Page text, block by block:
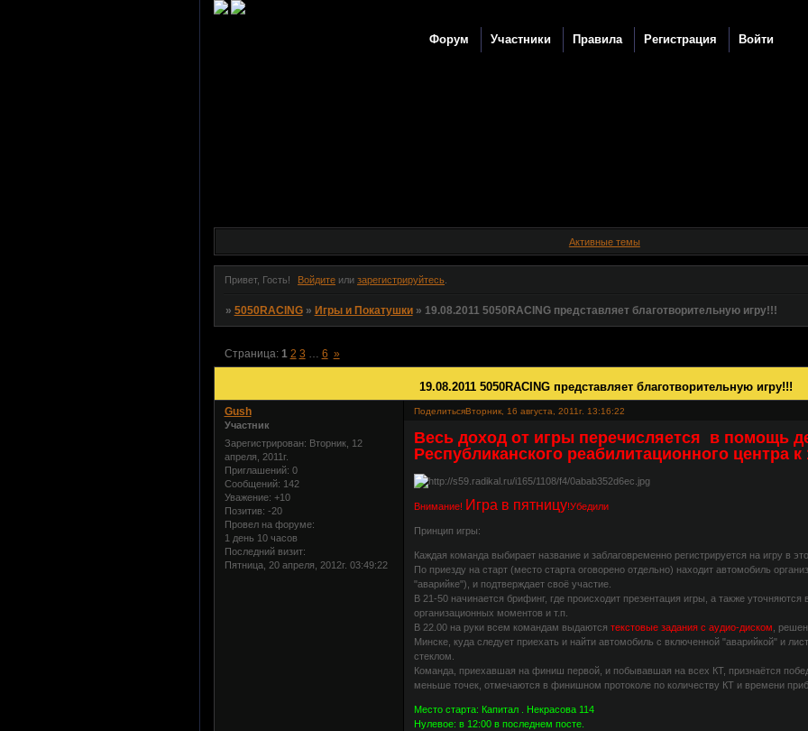
Форум Участники Правила Регистрация Войти
Активные темы
Привет, Гость! Войдите или зарегистрируйтесь
» 5050RACING » Игры и Покатушки » 19.08.2011 5050RACING представляет благотворительную игру!!!
19.08.2011 5050RACING представляет благотворительную игру!!!
Страница: 1 2 3 … 6 »
ПоделитьсяВторник, 16 августа, 2011г. 13:16:22
Gush
Участник
Зарегистрирован: Вторник, 12
апреля, 2011г.
Приглашений: 0
Сообщений: 142
Уважение: +10
Позитив: -20
Провел на форуме:
1 день 10 часов
Последний визит:
Пятница, 20 апреля, 2012г. 03:49:22
Весь доход от игры перечисляется в помощь
Республиканского реабилитационного центра к
Внимание! Игра в пятницу!Убедили
Принцип игры:
Каждая команда выбирает название и заблаговременно регистрируется на игру в
По приезду на старт (место старта оговорено отдельно) находит автомобиль
"аварийке"), и подтверждает своё участие.
В 21-50 начинается брифинг, где происходит презентация игры, а также
организационных моментов и т.п.
В 22.00 на руки всем командам выдаются текстовые задания с аудио-диском ,
Минске, куда следует приехать и найти автомобиль с включенной "аварийкой" и
стеклом.
Команда, приехавшая на финиш первой, и побывавшая на всех КТ, признаётся
меньше точек, отмечаются в финишном протоколе по количеству КТ и времени
Место старта: Капитал . Некрасова 114
Нулевое: в 12:00 в последнем посте.